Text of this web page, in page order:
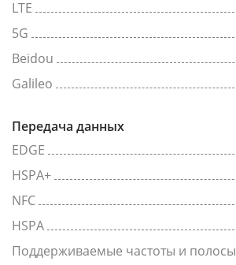
LTE
5G
Beidou
Galileo
Передача данных
EDGE
HSPA+
NFC
HSPA
Поддерживаемые частоты и полосы